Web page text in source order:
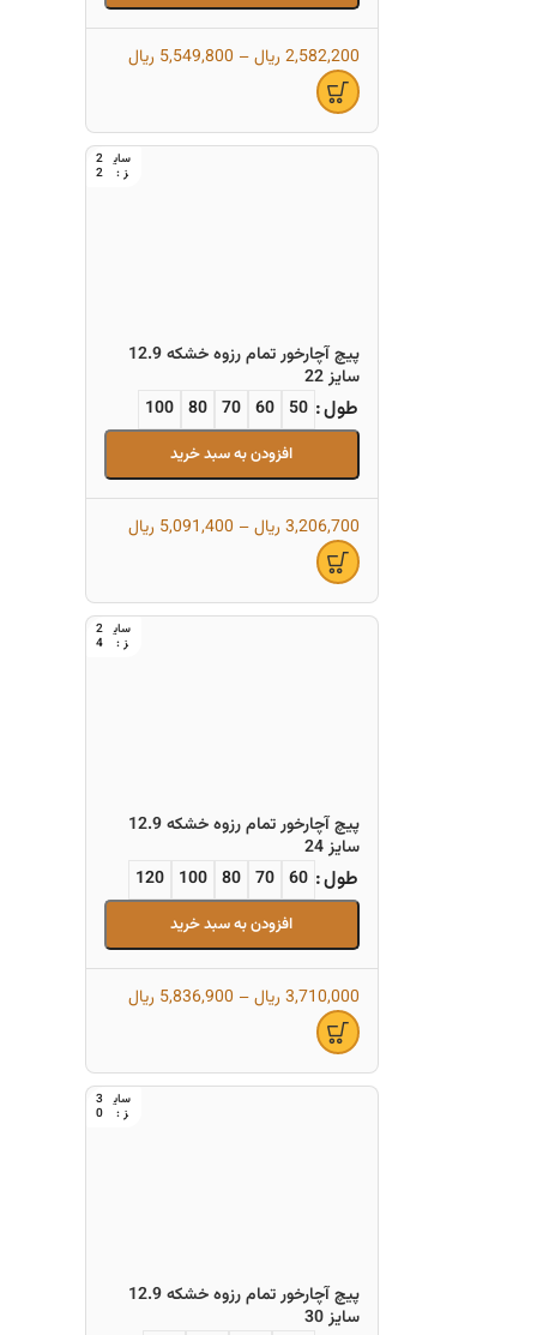
2,582,200 ریال–
5,549,800 ریال
2
2
پیچ آچارخور تمام رزوه خشکه 12.9
سایز 22
طول 50
60
70
80
100
افزودن به سبد خرید
3,206,700 ریال–
5,091,400 ریال
2
4
پیچ آچارخور تمام رزوه خشکه 12.9
سایز 24
طول 60
70
80
100
120
افزودن به سبد خرید
3,710,000 ریال–
5,836,900 ریال
3
0
پیچ آچارخور تمام رزوه خشکه 12.9
سایز 30